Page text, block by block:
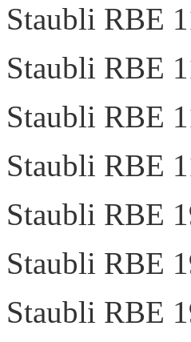
Staubli RBE
Staubli RBE
Staubli RBE
Staubli RBE
Staubli RBE
Staubli RBE
Staubli RBE